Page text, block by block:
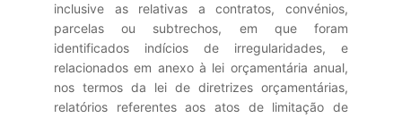
inclusive as relativas a contratos, convénios,
parcelas ou subtrechos, em que foram
identificados indícios de irregularidades, e
relacionados em anexo à lei orçamentária anual,
nos termos da lei de diretrizes orçamentárias,
relatórios referentes aos atos de limitação de